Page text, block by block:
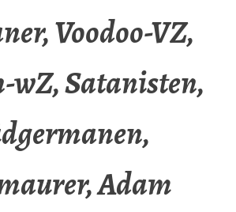
Voodoo-VZ,
wZ, Satanisten,
Adam